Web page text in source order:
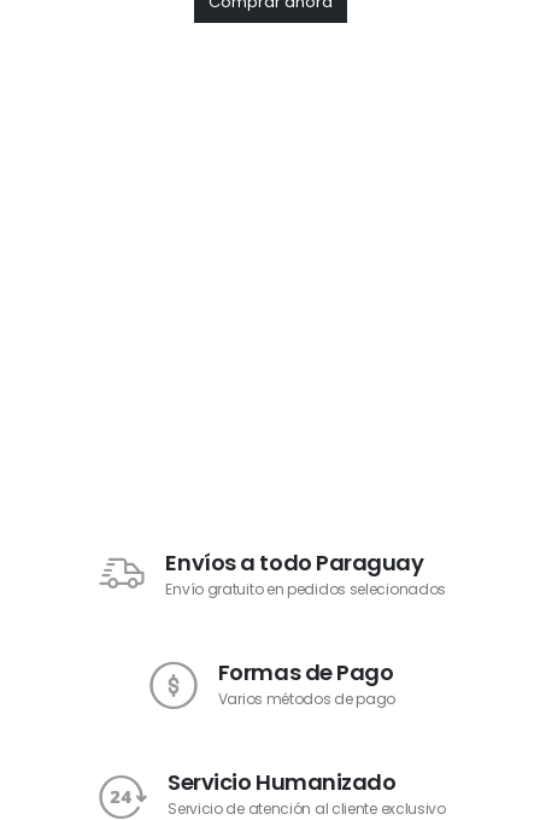
Envíos a todo Paraguay
Envío gratuito en pedidos selecionados
Formas de Pago
Varios métodos de pago
Servicio Humanizado
Servicio de atención al cliente exclusivo